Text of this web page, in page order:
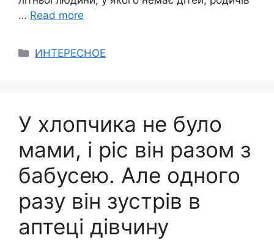
… Read more
Categories
ИНТЕРЕСНОЕ
У хлопчика не було
мами, і ріс він разом з
бабусею. Але одного
разу він зустрів в
аптеці дівчину